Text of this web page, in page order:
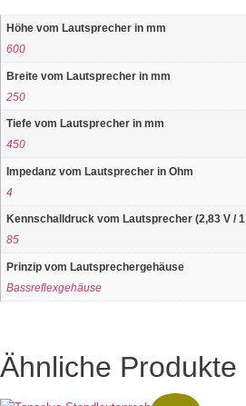
Höhe vom Lautsprecher in mm
600
Breite vom Lautsprecher in mm
250
Tiefe vom Lautsprecher in mm
450
Impedanz vom Lautsprecher in Ohm
4
Kennschalldruck vom Lautsprecher (2,83 V /
85
Prinzip vom Lautsprechergehäuse
Bassreflexgehäuse
Ähnliche Produkte